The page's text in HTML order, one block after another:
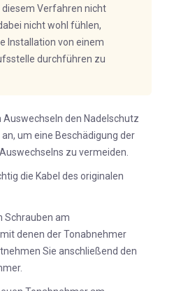
diesem Verfahren nicht
nicht wohl fühlen,
Installation von einem
durchführen zu
Auswechseln den Nadelschutz
um eine Beschädigung der
zu vermeiden.
die Kabel des originalen
Schrauben am
denen der Tonabnehmer
Sie anschließend den